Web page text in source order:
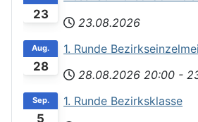
23
23.08.2026
28
Aug.
1. Runde
28.08.2026 20:00 -
5
Sep.
1. Runde Bezirksklasse